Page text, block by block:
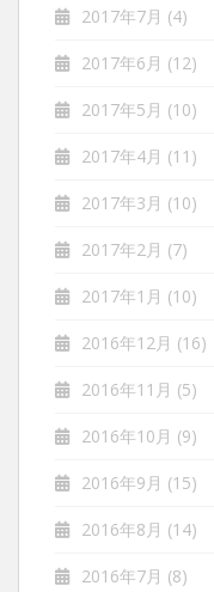
2017年7月 (4)
2017年6月 (12)
2017年5月 (10)
2017年4月 (11)
2017年3月 (10)
2017年2月 (7)
2017年1月 (10)
2016年12月 (16)
2016年11月 (5)
2016年10月 (9)
2016年9月 (15)
2016年8月 (14)
2016年7月 (8)